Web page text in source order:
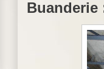
Buanderie